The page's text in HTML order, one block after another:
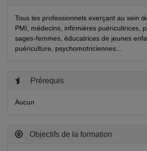
Tous les professionnels exerçant au sein
PMI, médecins, infirmières puéricultrices,
sages-femmes, éducatrices de jeunes
puériculture, psychomotriciennes...
Prérequis
Aucun
Objectifs de la formation